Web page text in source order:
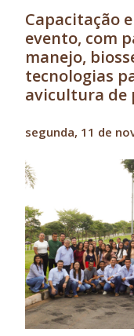
Capacitação
evento, com
manejo,
tecnologias
avicultura de
segunda, 11 de